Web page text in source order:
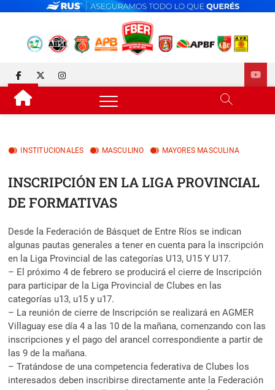
FEDERACIÓN DE BÁSQUET
DE ENTRE RÍOS
facebook
twitterinstagram
INSTITUCIONALES MASCULINO MAYORES MASCULINA
INSCRIPCIÓN EN LA LIGA PROVINCIAL
DE FORMATIVAS
Desde la Federación de Básquet de Entre Ríos se indican
algunas pautas generales a tener en cuenta para la inscripción
en la Liga Provincial de las categorías U13, U15 Y U17.
– El próximo 4 de febrero se producirá el cierre de Inscripción
para participar de la Liga Provincial de Clubes en las
categorías u13, u15 y u17.
– La reunión de cierre de Inscripción se realizará en AGMER
Villaguay ese día 4 a las 10 de la mañana, comenzando con las
inscripciones y el pago del arancel correspondiente a partir de
las 9 de la mañana.
– Tratándose de una competencia federativa de Clubes los
interesados deben inscribirse directamente ante la Federación